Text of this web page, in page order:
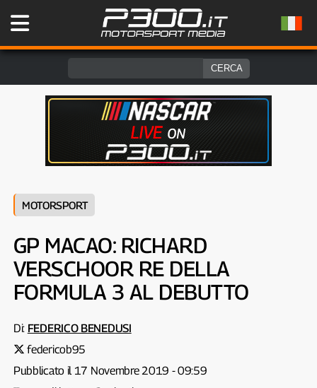
MOTORSPORT
GP MACAO: RICHARD
VERSCHOOR RE DELLA
FORMULA 3 AL DEBUTTO
Di: FEDERICO BENEDUSI
federicob95
Pubblicato il 17 Novembre 2019 - 09:59